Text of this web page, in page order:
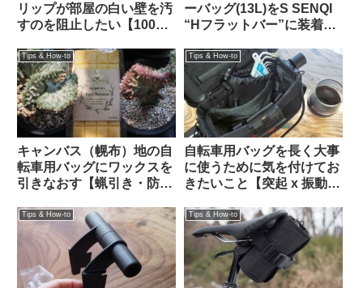
リップが部屋の白い壁を汚
すのを阻止したい【100均
ーバッグ(13L)をS SENQI
“Hフラットバー”に装着す
ORTLIEB HANDLEBAR
PACK 下位互換】
Tips & How-to
キャンバス（幌布）地の自
転車用バッグにワックスを
引きなおす【蝋引き・防水
Tips & How-to
自転車用バッグを長く大事
に使うために気を付けてお
きたいこと【突起 x 振動
Tips & How-to Tips & How-to